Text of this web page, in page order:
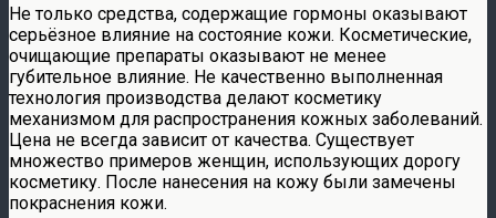
Не только средства, содержащие гормоны оказывают
серьёзное влияние на состояние кожи. Косметические,
очищающие препараты оказывают не менее
губительное влияние. Не качественно выполненная
технология производства делают косметику
механизмом для распространения кожных заболеваний.
Цена не всегда зависит от качества. Существует
множество примеров женщин, использующих дорогу
косметику. После нанесения на кожу были замечены
покраснения кожи.